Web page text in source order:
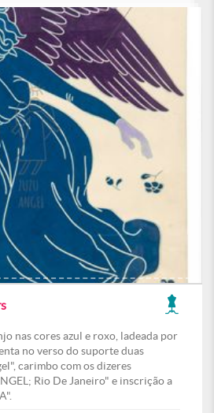
nas cores azul e roxo, ladeada por
no verso do suporte duas
carimbo com os dizeres
Rio De Janeiro" e inscrição a